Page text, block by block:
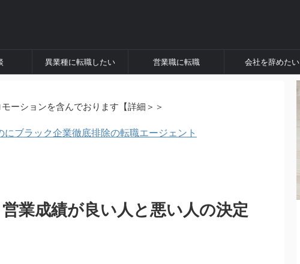
異業種に転職したい 営業職に転職 会社を辞めたい
ーションを含んでおります【詳細＞＞
にブラック企業徹底排除の転職エージェント
営業成績が良い人と悪い人の決定